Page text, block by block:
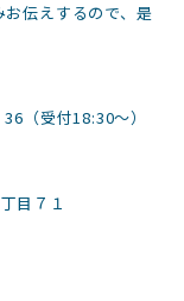
伝えするので、是
36 （受付18:30～）
目７１